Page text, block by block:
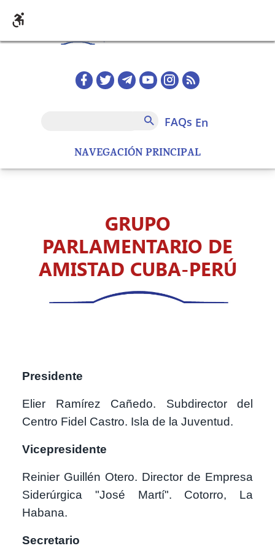
NAVEGACIÓN PRINCIPAL
Redes sociales home
FAQs
FAQs en
GRUPO
PARLAMENTARIO DE
AMISTAD CUBA-PERÚ
Presidente
Elier Ramírez Cañedo. Subdirector del
Centro Fidel Castro. Isla de la Juventud.
Vicepresidente
Reinier Guillén Otero. Director de Empresa
Siderúrgica "José Martí". Cotorro, La
Habana.
Secretario